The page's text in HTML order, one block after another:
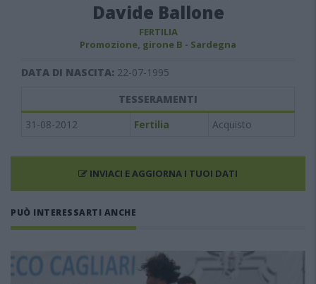
Davide Ballone
FERTILIA
Promozione, girone B - Sardegna
DATA DI NASCITA: 22-07-1995
TESSERAMENTI
31-08-2012
Fertilia Acquisto
INVIACI E AGGIORNA I TUOI DATI
PUÒ INTERESSARTI ANCHE